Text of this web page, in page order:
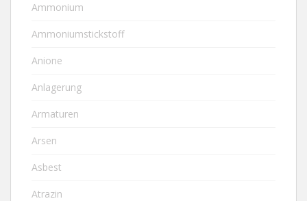
Ammonium
Ammoniumstickstoff
Anione
Anlagerung
Armaturen
Arsen
Asbest
Atrazin